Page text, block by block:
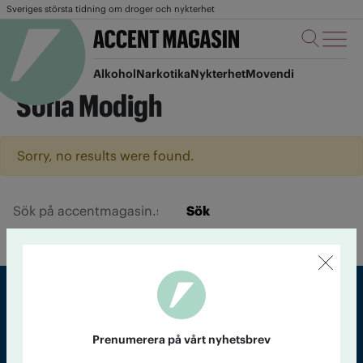
Sveriges största tidning om droger och nykterhet
AlkoholNarkotikaNykterhetMovendi
Sofia Modigh
Sorry, no results were found.
Sök
Prenumerera på vårt nyhetsbrev